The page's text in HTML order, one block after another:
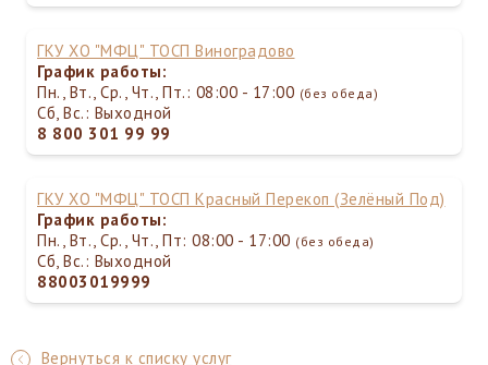
ГКУ ХО "МФЦ" ТОСП Виноградово
График работы:
Пн., Вт., Ср., Чт., Пт.: 08:00 - 17:00 (без обеда)
Сб, Вс.: Выходной
8 800 301 99 99
ГКУ ХО "МФЦ" ТОСП Красный Перекоп (Зелёный Под)
График работы:
Пн., Вт., Ср., Чт., Пт: 08:00 - 17:00 (без обеда)
Сб, Вс.: Выходной
88003019999
Вернуться к списку услуг